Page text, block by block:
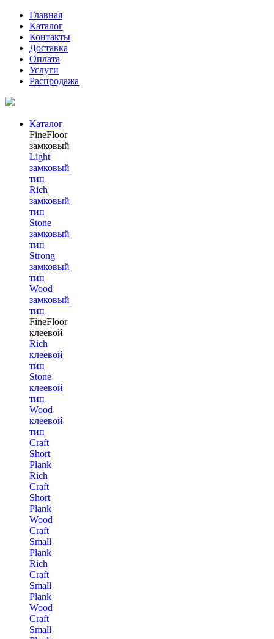
Главная
Каталог
Контакты
Доставка
Оплата
Услуги
Распродажа
Каталог
FineFloor
замковый
Light
замковый
тип
Rich
замковый
тип
Stone
замковый
тип
Strong
замковый
тип
Wood
замковый
тип
FineFloor
клеевой
Rich
клеевой
тип
Stone
клеевой
тип
Wood
клеевой
тип
Craft
Short
Plank
Rich
Craft
Short
Plank
Wood
Craft
Small
Plank
Rich
Craft
Small
Plank
Wood
Craft
Small